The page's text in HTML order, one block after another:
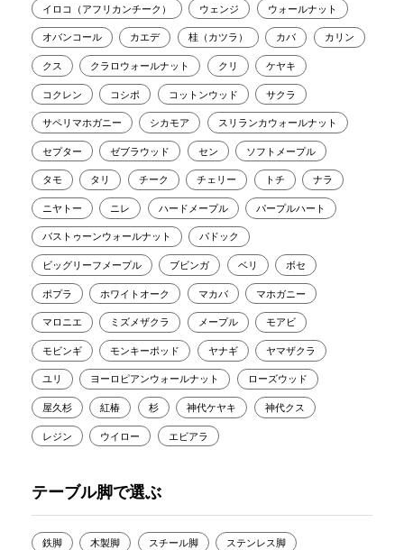
イロコ（アフリカンチーク） ウェンジ ウォールナット
オバンコール カエデ 桂（カツラ） カバ カリン
クス クラロウォールナット クリ ケヤキ
コクレン コシポ コットンウッド サクラ
サペリマホガニー シカモア スリランカウォールナット
セプター ゼブラウッド セン ソフトメープル
タモ タリ チーク チェリー トチ ナラ
ニヤトー ニレ ハードメープル パープルハート
バストゥーンウォールナット パドック
ビッグリーフメープル ブビンガ ベリ ボセ
ポプラ ホワイトオーク マカバ マホガニー
マロニエ ミズメザクラ メープル モアビ
モビンギ モンキーポッド ヤナギ ヤマザクラ
ユリ ヨーロピアンウォールナット ローズウッド
屋久杉 紅椿 杉 神代ケヤキ 神代クス
レジン ウイロー エビアラ
テーブル脚で選ぶ
鉄脚 木製脚 スチール脚 ステンレス脚